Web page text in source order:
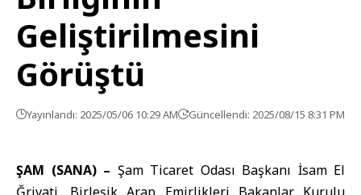
Geliştirilmesini
Görüştü
Yayınlandı: 2025/05/06 10:29 AM Güncellendi: 2025/08/15 8:31 PM
ŞAM (SANA) – Şam Ticaret Odası Başkanı İsam El